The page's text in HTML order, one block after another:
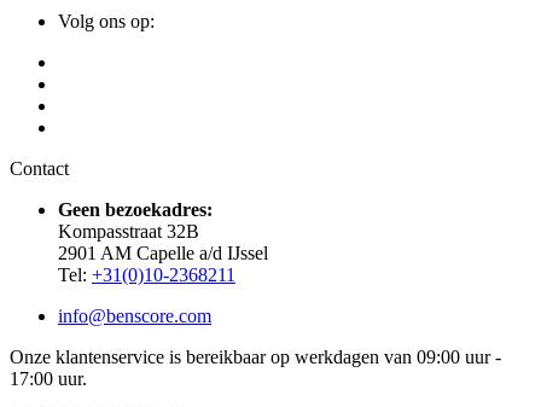
Volg ons op:
Contact
Geen bezoekadres:
Kompasstraat 32B
2901 AM Capelle a/d IJssel
Tel: +31(0)10-2368211
info@benscore.com
Onze klantenservice is bereikbaar op werkdagen van 09:00 uur -
17:00 uur.